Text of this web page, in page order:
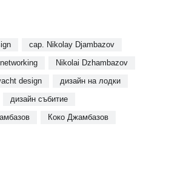
cap. Nikolay Djambazov
networking
Nikolai Dzhambazov
design
дизайн на лодки
дизайн събитие
Коко Джамбазов